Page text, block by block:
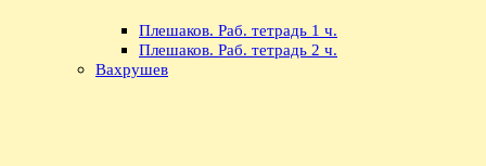
Плешаков. Раб. тетрадь 1 ч.
Плешаков. Раб. тетрадь 2 ч.
Вахрушев